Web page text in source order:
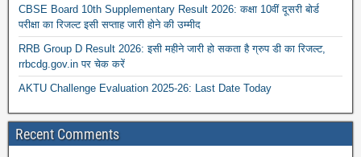
CBSE Board 10th Supplementary Result 2026: कक्षा 10वीं दूसरी बोर्ड
परीक्षा का रिजल्ट इसी सप्ताह जारी होने की उम्मीद
RRB Group D Result 2026: इसी महीने जारी हो सकता है ग्रुप डी का रिजल्ट,
rrbcdg.gov.in पर चेक करें
AKTU Challenge Evaluation 2025-26: Last Date Today
Recent Comments